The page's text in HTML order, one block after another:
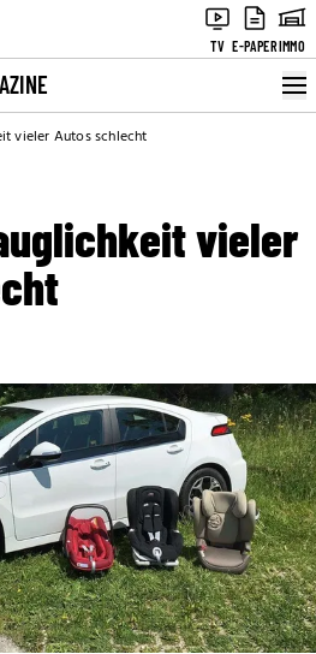
TV E-PAPERIMMO
vieler Autos schlecht
vieler